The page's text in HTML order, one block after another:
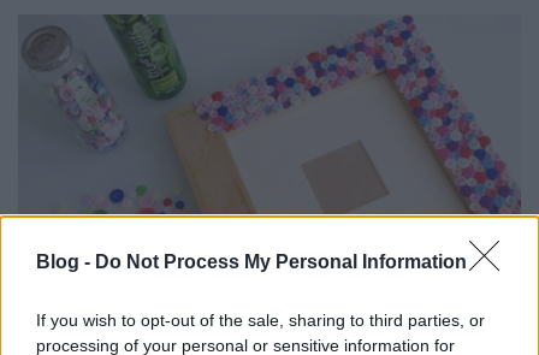
Blog - Do Not Process My Personal Information
If you wish to opt-out of the sale, sharing to third parties, or
processing of your personal or sensitive information for